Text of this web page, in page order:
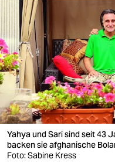
berlin
nord
wahrheit
verlag
verlag
veranstaltungen
shop
Yahya und Sari sind seit 43
backen sie afghanische
Foto: Sabine Kress